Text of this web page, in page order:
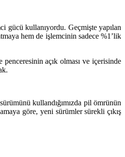
gücü kullanıyordu. Geçmişte yapılan
hem de işlemcinin sadece %1’lik
açık olması ve içerisinde
kullandığımızda pil ömrünün
göre, yeni sürümler sürekli çıkış